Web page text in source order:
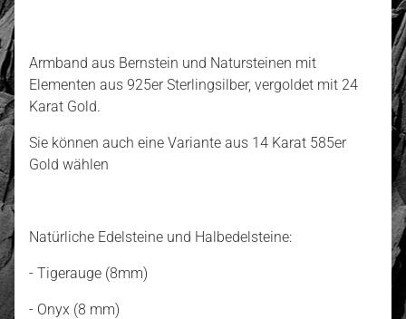
Armband aus Bernstein und Natursteinen mit
Elementen aus 925er Sterlingsilber, vergoldet mit 24
Karat Gold.
Sie können auch eine Variante aus 14 Karat 585er
Gold wählen
Natürliche Edelsteine und Halbedelsteine:
- Tigerauge (8mm)
- Onyx (8 mm)